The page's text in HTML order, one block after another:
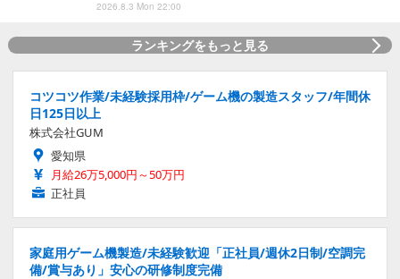
2026.8.3 Mon 22:00
ランキングをもっと見る
コツコツ作業/未経験採用枠/ゲーム機の製造スタッフ/年間休
日125日以上
株式会社GUM
愛知県
月給26万5,000円～50万円
正社員
家庭用ゲーム機製造/未経験歓迎「正社員/週休2日制/空調完
備/賞与あり」安心の研修制度完備